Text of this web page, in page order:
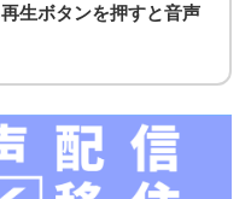
生ボタンを押すと音声